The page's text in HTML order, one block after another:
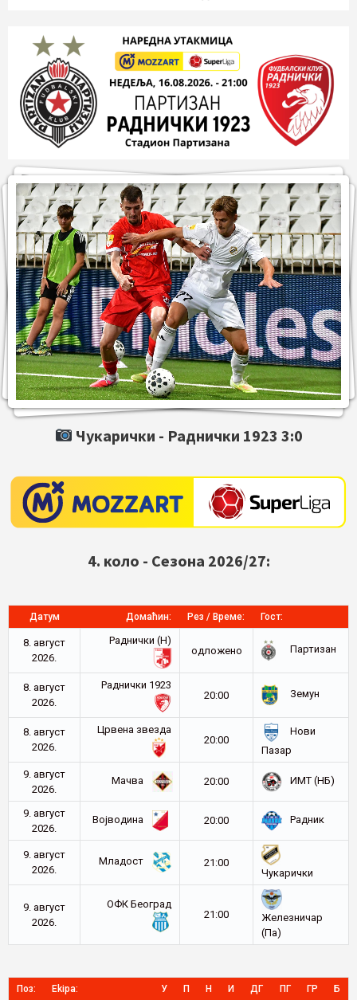
Чукарички - Раднички 1923 3:0
4. коло - Сезона 2026/27:
Датум Домаћин: Рез / Време: Гост:
8. август
2026.
Раднички (Н)
oдложено
Партизан
8. август
2026.
Раднички 1923
20:00
Земун
8. август
2026.
Црвена звезда
20:00
Нови
Пазар
9. август
2026.
Мачва 20:00 ИМТ (НБ)
9. август
2026.
Војводина 20:00 Радник
9. август
2026.
Младост
21:00
Чукарички
9. август
2026.
ОФК Београд
21:00
Железничар
(Па)
Поз: Ekipa: У П Н И ДГ ПГ ГР Б